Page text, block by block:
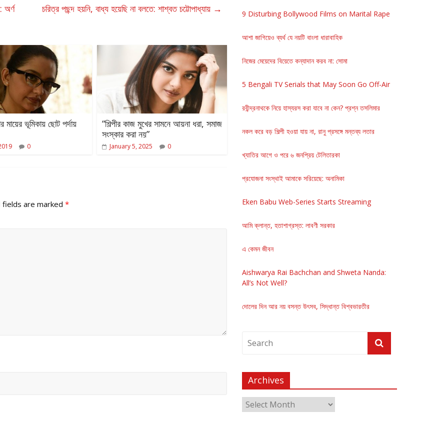
অর্ণ চরিত্র পছন্দ হয়নি, বাধ্য হয়েছি না বলতে: শাশ্বত চট্টোপাধ্যায় →
ভূমিকায় ছোট পর্দায়
0
“শিল্পীর কাজ মুখের সামনে আয়না ধরা, সমাজ
সংস্কার করা নয়”
January 5, 2025 0
fields are marked *
9 Disturbing Bollywood Films on Marital Rape
আশা জাগিয়েও ব্যর্থ যে নয়টি বাংলা ধারাবাহিক
নিজের মেয়েদের বিয়েতে কন্যাদান করব না: সোমা
5 Bengali TV Serials that May Soon Go Off-Air
রবীন্দ্রনাথকে নিয়ে হাস্যরস করা যাবে না কেন? প্রশ্ন তসলিমার
নকল করে বড় শিল্পী হওয়া যায় না, রানু প্রসঙ্গে মন্তব্য লতার
খ্যাতির আগে ও পরে ৬ জনপ্রিয় টেলিতারকা
প্রযোজনা সংস্থাই আমাকে সরিয়েছে: অনামিকা
Eken Babu Web-Series Starts Streaming
আমি ক্লান্ত, হতাশাগ্রস্ত: লাবণী সরকার
এ কেমন জীবন
Aishwarya Rai Bachchan and Shweta Nanda:
All’s Not Well?
দোলের দিন আর নয় বসন্ত উৎসব, সিদ্ধান্ত বিশ্বভারতীর
Archives